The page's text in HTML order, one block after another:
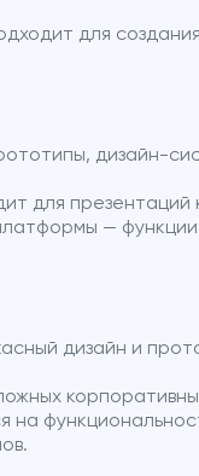
для
дизайн-
для презентаций
—
дизайн и
на